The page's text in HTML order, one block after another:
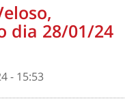
dia 28/01/24
- 15:53